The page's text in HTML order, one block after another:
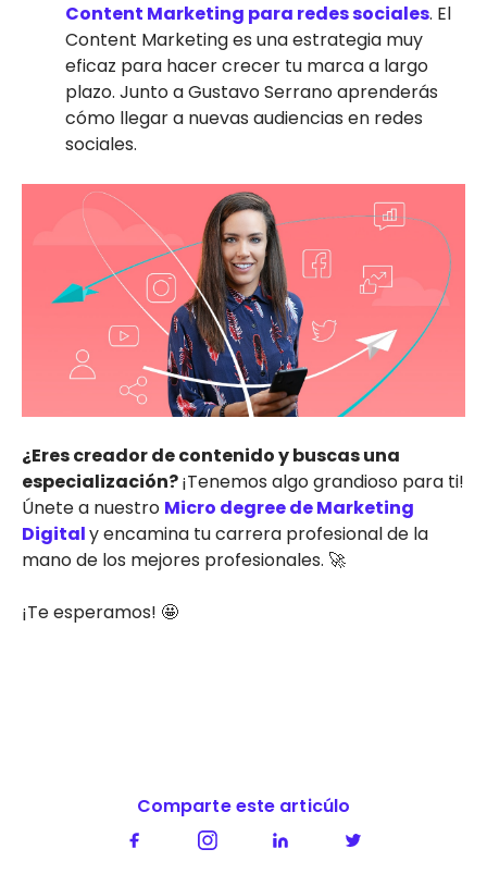
Content Marketing para redes sociales. El
Content Marketing es una estrategia muy
eficaz para hacer crecer tu marca a largo
plazo. Junto a Gustavo Serrano aprenderás
cómo llegar a nuevas audiencias en redes
sociales.
¿Eres creador de contenido y buscas una
especialización?¡Tenemos algo grandioso para ti!
Únete a nuestro Micro degree de Marketing
Digitaly encamina tu carrera profesional de la
mano de los mejores profesionales. 🚀
¡Te esperamos! 🤩
Comparte este articúlo